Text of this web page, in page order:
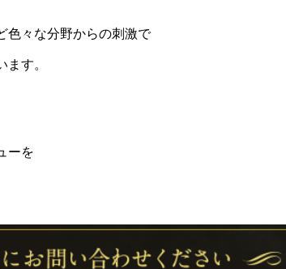
色々な分野からの刺激で
す。
ーを